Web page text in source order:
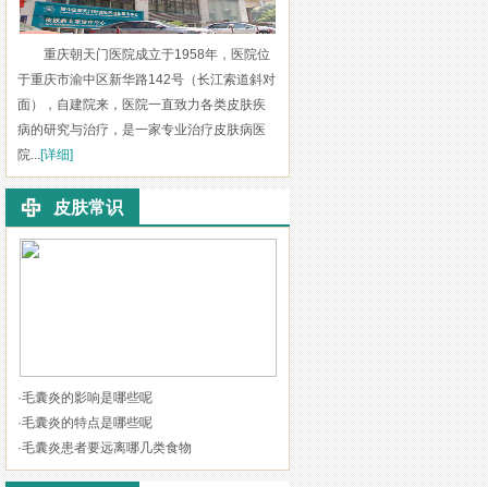
重庆朝天门医院成立于1958年，医院位
于重庆市渝中区新华路142号（长江索道斜对
面），自建院来，医院一直致力各类皮肤疾
病的研究与治疗，是一家专业治疗皮肤病医
院... [详细]
皮肤常识
·毛囊炎的影响是哪些呢
·毛囊炎的特点是哪些呢
·毛囊炎患者要远离哪几类食物